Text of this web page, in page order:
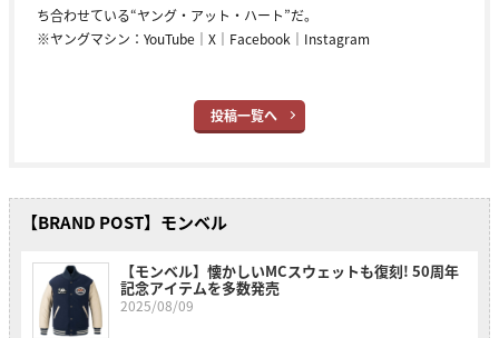
ち合わせている“ヤング・アット・ハート”だ。
※ヤングマシン： YouTube ｜ X ｜ Facebook ｜ Instagram
投稿一覧へ
【BRAND POST】モンベル
【モンベル】懐かしいMCスウェットも復刻! 50周年
記念アイテムを多数発売
2025/08/09